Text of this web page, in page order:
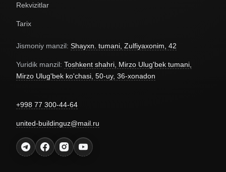
Rekvizitlar
Tarix
Jismoniy manzil: Shayxn. tumani, Zulfiyaxonim, 42
Yuridik manzil: Toshkent shahri, Mirzo Ulug'bek tumani,
Mirzo Ulug'bek ko'chasi, 50-uy, 36-xonadon
+998 77 300-44-64
united-buildinguz@mail.ru